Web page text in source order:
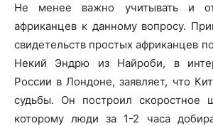
Не менее важно учитывать и
африканцев к данному вопросу.
свидетельств простых африканцев
Некий Эндрю из Найроби, в
России в Лондоне, заявляет, что
судьбы. Он построил скоростное
которому люди за 1-2 часа